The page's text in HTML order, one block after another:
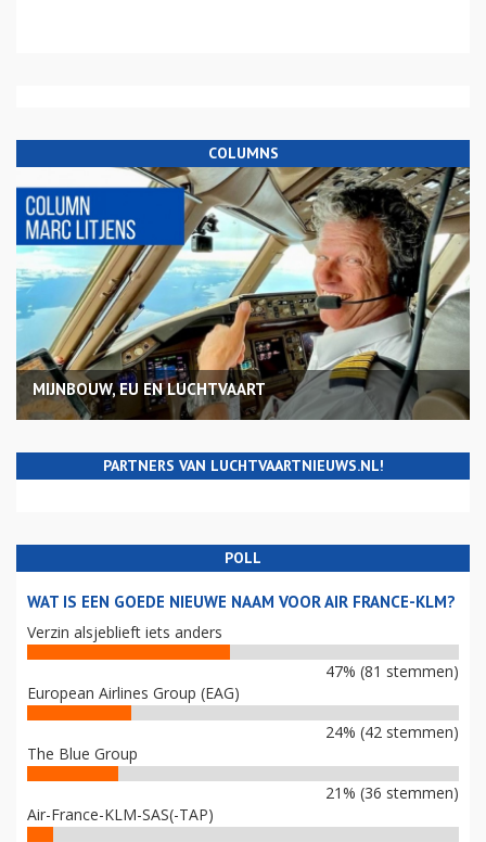
COLUMNS
MIJNBOUW, EU EN LUCHTVAART
PARTNERS VAN LUCHTVAARTNIEUWS.NL!
POLL
WAT IS EEN GOEDE NIEUWE NAAM VOOR AIR FRANCE-KLM?
Verzin alsjeblieft iets anders
47% (81 stemmen)
European Airlines Group (EAG)
24% (42 stemmen)
The Blue Group
21% (36 stemmen)
Air-France-KLM-SAS(-TAP)